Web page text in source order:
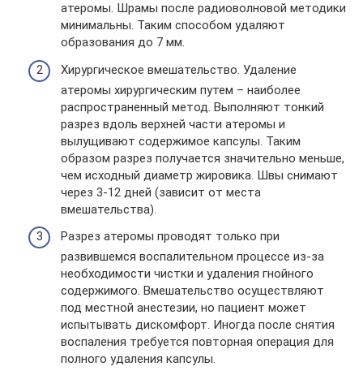
атеромы. Шрамы после радиоволновой методики
минимальны. Таким способом удаляют
образования до 7 мм.
Хирургическое вмешательство. Удаление
атеромы хирургическим путем – наиболее
распространенный метод. Выполняют тонкий
разрез вдоль верхней части атеромы и
вылущивают содержимое капсулы. Таким
образом разрез получается значительно меньше,
чем исходный диаметр жировика. Швы снимают
через 3-12 дней (зависит от места
вмешательства).
Разрез атеромы проводят только при
развившемся воспалительном процессе из-за
необходимости чистки и удаления гнойного
содержимого. Вмешательство осуществляют
под местной анестезии, но пациент может
испытывать дискомфорт. Иногда после снятия
воспаления требуется повторная операция для
полного удаления капсулы.